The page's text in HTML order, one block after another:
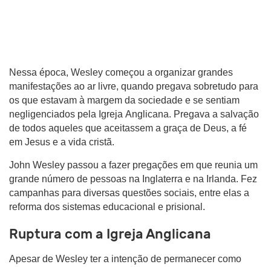
Nessa época, Wesley começou a organizar grandes
manifestações ao ar livre, quando pregava sobretudo para
os que estavam à margem da sociedade e se sentiam
negligenciados pela Igreja Anglicana. Pregava a salvação
de todos aqueles que aceitassem a graça de Deus, a fé
em Jesus e a vida cristã.
John Wesley passou a fazer pregações em que reunia um
grande número de pessoas na Inglaterra e na Irlanda. Fez
campanhas para diversas questões sociais, entre elas a
reforma dos sistemas educacional e prisional.
Ruptura com a Igreja Anglicana
Apesar de Wesley ter a intenção de permanecer como